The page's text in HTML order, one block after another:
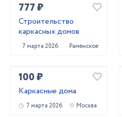
777 ₽
Строительство
каркасных домов
7 марта 2026 Раменское
100 ₽
Каркасные дома
7 марта 2026 Москва